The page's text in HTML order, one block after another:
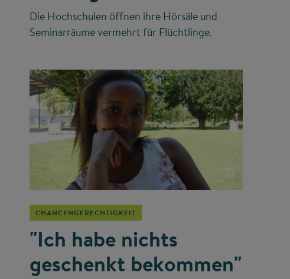
Die Hochschulen öffnen ihre Hörsäle und
Seminarräume vermehrt für Flüchtlinge.
©
CHANCENGERECHTIGKEIT
"Ich habe nichts
geschenkt bekommen"